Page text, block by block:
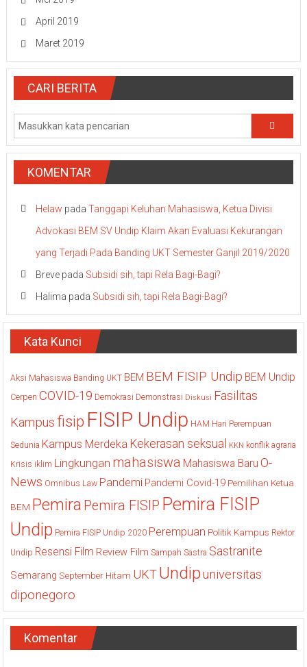
April 2019
Maret 2019
CARI BERITA
KOMENTAR
Helaw pada Tanggapi Keluhan Mahasiswa, Ketua Divisi
Advokasi BEM SV Undip Klaim Akan Evaluasi Kekurangan
yang Terjadi Pada Banding UKT Semester Ganjil 2019/2020
Brevepada Subsidi sih, tapi Rela Bagi-Bagi?
Halima pada Subsidi sih, tapi Rela Bagi-Bagi?
Kata Kunci
Aksi Mahasiswa Banding UKT BEM BEM FISIP Undip BEM Undip
Cerpen COVID-19 Demokrasi Demonstrasi Diskusi Fasilitas
Kampus fisip FISIP Undip HAM Hari Perempuan
Sedunia Kampus Merdeka Kekerasan seksual KKN konflik agraria
Krisis iklim Lingkungan mahasiswa Mahasiswa Baru O-
News Omnibus Law Pandemi Pandemi Covid-19 Pemilihan Ketua
BEM Pemira Pemira FISIP Pemira FISIP
Undip Pemira FISIP Undip 2020 Perempuan Politik Kampus Rektor
Undip Resensi Film Review Film Sampah Sastra Sastranite
Semarang September Hitam UKTUndipuniversitas
diponegoro
Komentar